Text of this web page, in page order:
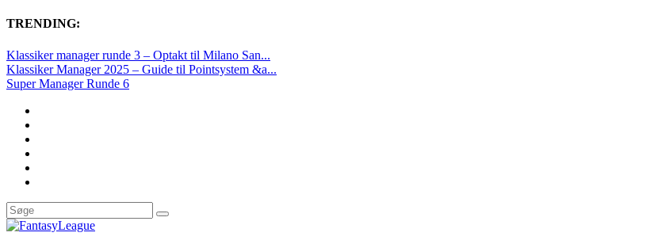
TRENDING:
Klassiker manager runde 3 – Optakt til Milano San...
Klassiker Manager 2025 – Guide til Pointsystem &a...
Super Manager Runde 6